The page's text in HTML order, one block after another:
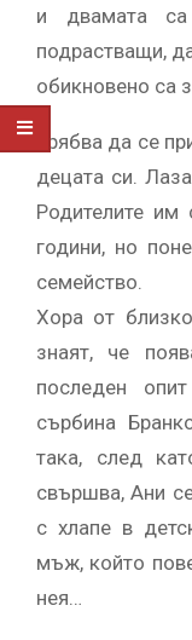
и двамата са
подрастващи,
обикновено са
Трябва да се
децата си.
Родителите
години, но
семейство.
Хора от
знаят, че
последен
сърбина
така, след
свършва, Ани
с хлапе в
мъж, който
нея…